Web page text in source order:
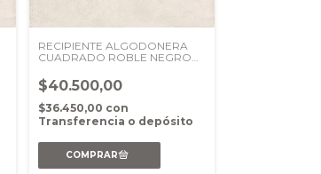
RECIPIENTE ALGODONERA
CUADRADO ROBLE NEGRO
$40.500,00
$36.450,00 con
Transferencia o depósito